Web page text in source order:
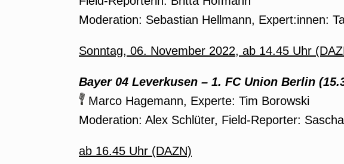
Moderation: Sebastian Hellmann, Expert:innen:
Sonntag, 06. November 2022, ab 14.45 Uhr
Bayer 04 Leverkusen – 1. FC Union Berlin
Marco Hagemann, Experte: Tim Borowski
Moderation: Alex Schlüter, Field-Reporter:
ab 16.45 Uhr (DAZN)